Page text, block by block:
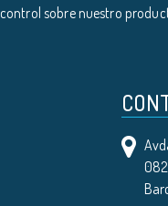
control sobre nuestro